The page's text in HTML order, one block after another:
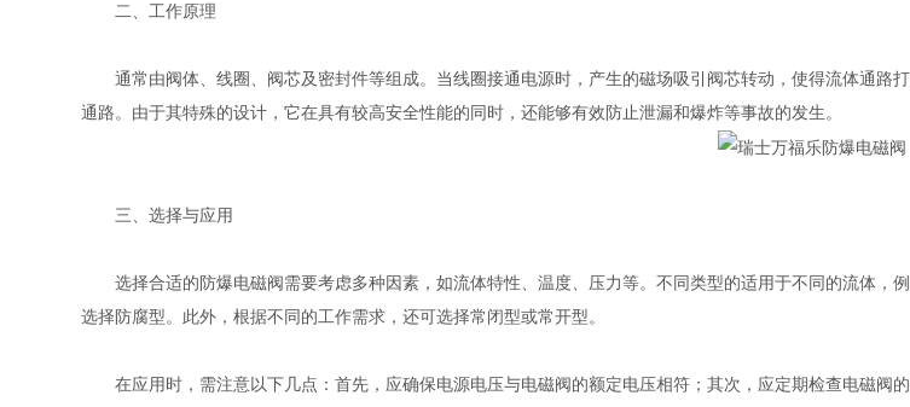
二、工作原理
通常由阀体、线圈、阀芯及密封件等组成。当线圈接通电源时，产生的磁场吸引阀芯转动，使得流体通路
通路。由于其特殊的设计，它在具有较高安全性能的同时，还能够有效防止泄漏和爆炸等事故的发生。
三、选择与应用
选择合适的防爆电磁阀需要考虑多种因素，如流体特性、温度、压力等。不同类型的适用于不同的流体，
选择防腐型。此外，根据不同的工作需求，还可选择常闭型或常开型。
在应用时，需注意以下几点：首先，应确保电源电压与电磁阀的额定电压相符；其次，应定期检查电磁阀